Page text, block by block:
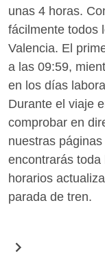
unas 4 horas.
fácilmente todos
Valencia. El
a las 09:59,
en los días
Durante el viaje
comprobar en
nuestras
encontrarás
horarios
parada de tren.